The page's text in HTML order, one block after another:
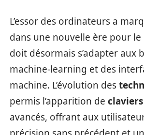
L’essor des ordinateurs a
dans une nouvelle ère pour le
doit désormais s’adapter aux
machine-learning et des
machine. L’évolution des
permis l’apparition de claviers
avancés, offrant aux